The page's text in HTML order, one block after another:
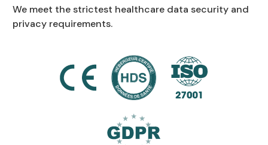
We meet the strictest healthcare data security and
privacy requirements.